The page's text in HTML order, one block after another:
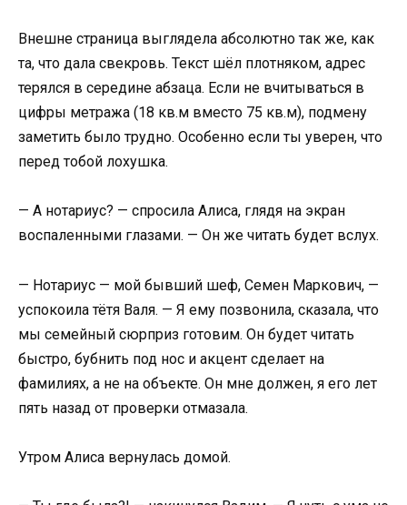
Внешне страница выглядела абсолютно так же, как
та, что дала свекровь. Текст шёл плотняком, адрес
терялся в середине абзаца. Если не вчитываться в
цифры метража (18 кв.м вместо 75 кв.м), подмену
заметить было трудно. Особенно если ты уверен, что
перед тобой лохушка.
— А нотариус? — спросила Алиса, глядя на экран
воспаленными глазами. — Он же читать будет вслух.
— Нотариус — мой бывший шеф, Семен Маркович, —
успокоила тётя Валя. — Я ему позвонила, сказала, что
мы семейный сюрприз готовим. Он будет читать
быстро, бубнить под нос и акцент сделает на
фамилиях, а не на объекте. Он мне должен, я его лет
пять назад от проверки отмазала.
Утром Алиса вернулась домой.